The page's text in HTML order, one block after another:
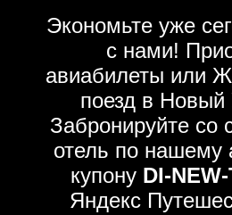
Экономьте уже
с нами!
авиабилеты или
поезд в Новый
Забронируйте со
отель по нашему
купону DI-
Яндекс